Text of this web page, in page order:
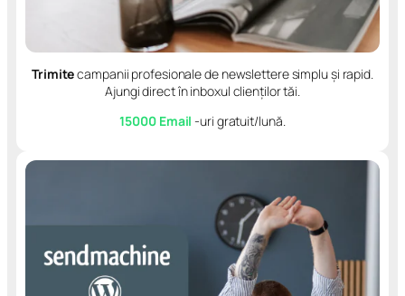
Trimitecampanii profesionale de newslettere simplu și rapid.
Ajungi direct în inboxul clienților tăi.
15000 Email-uri gratuit/lună.